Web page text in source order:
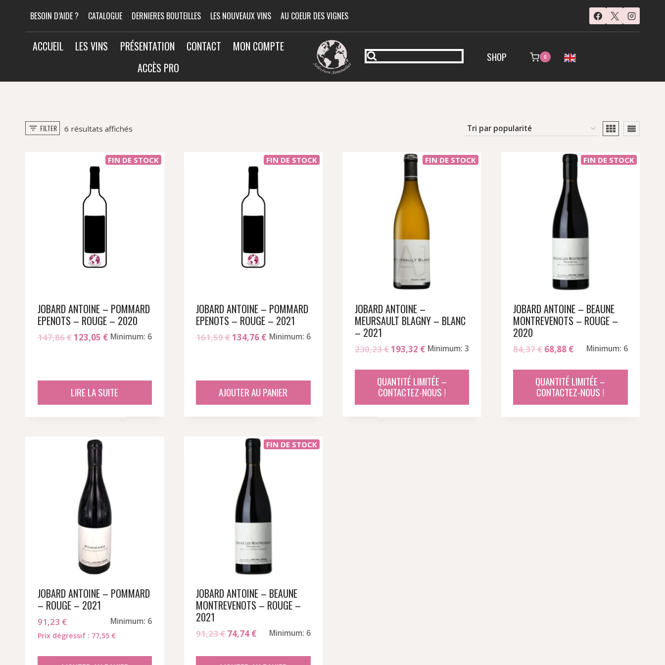
contenu
BESOIN D’AIDE ? CATALOGUE DERNIERES BOUTEILLES LES NOUVEAUX VINS AU COEUR DES VIGNES
ACCUEIL LES VINS PRÉSENTATION CONTACT
MON COMPTE
ACCÈS PRO
SHOP 0
FILTER 6 résultats affichésTrié
popularité
FIN DE STOCK
JOBARD ANTOINE – POMMARD
EPENOTS – ROUGE – 2020
147,86€Le
147,86 €.
123,05 €Le
123,05 €.
Minimum: 6
LIRE LA SUITE
FIN DE STOCK
JOBARD ANTOINE – POMMARD
EPENOTS – ROUGE – 2021
161,59€Le
161,59 €.
134,76 €Le
134,76 €.
Minimum: 6
AJOUTER AU PANIER
FIN DE STOCK
JOBARD ANTOINE –
MEURSAULT BLAGNY – BLANC
– 2021
230,23€Le
initial
était :
193,32 €Le
actuel
est :
Minimum: 3
QUANTITÉ LIMITÉE –
CONTACTEZ-NOUS !
FIN DE STOCK
JOBARD ANTOINE – BEAUNE
MONTREVENOTS – ROUGE –
2020
84,37€ Le
était :
68,88 €Le
actuel
est :
Minimum: 6
QUANTITÉ LIMITÉE –
CONTACTEZ-NOUS !
JOBARD ANTOINE – POMMARD
– ROUGE – 2021
91,23 € Minimum: 6
Prix dégressif : 77,55 €
FIN DE STOCK
JOBARD ANTOINE – BEAUNE
MONTREVENOTS – ROUGE –
2021
91,23€ Le
initial
74,74 €Le
actuel
Minimum: 6